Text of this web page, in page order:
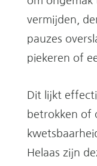
vermijden,
pauzes
piekeren of
Dit lijkt
betrokken of
Helaas zijn